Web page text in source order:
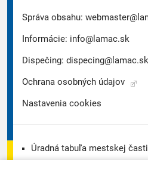
Správa obsahu:
Informácie: info@lamac.sk
Dispečing:
Ochrana osobných údajov
Nastavenia cookies
Úradná tabuľa mestskej časti